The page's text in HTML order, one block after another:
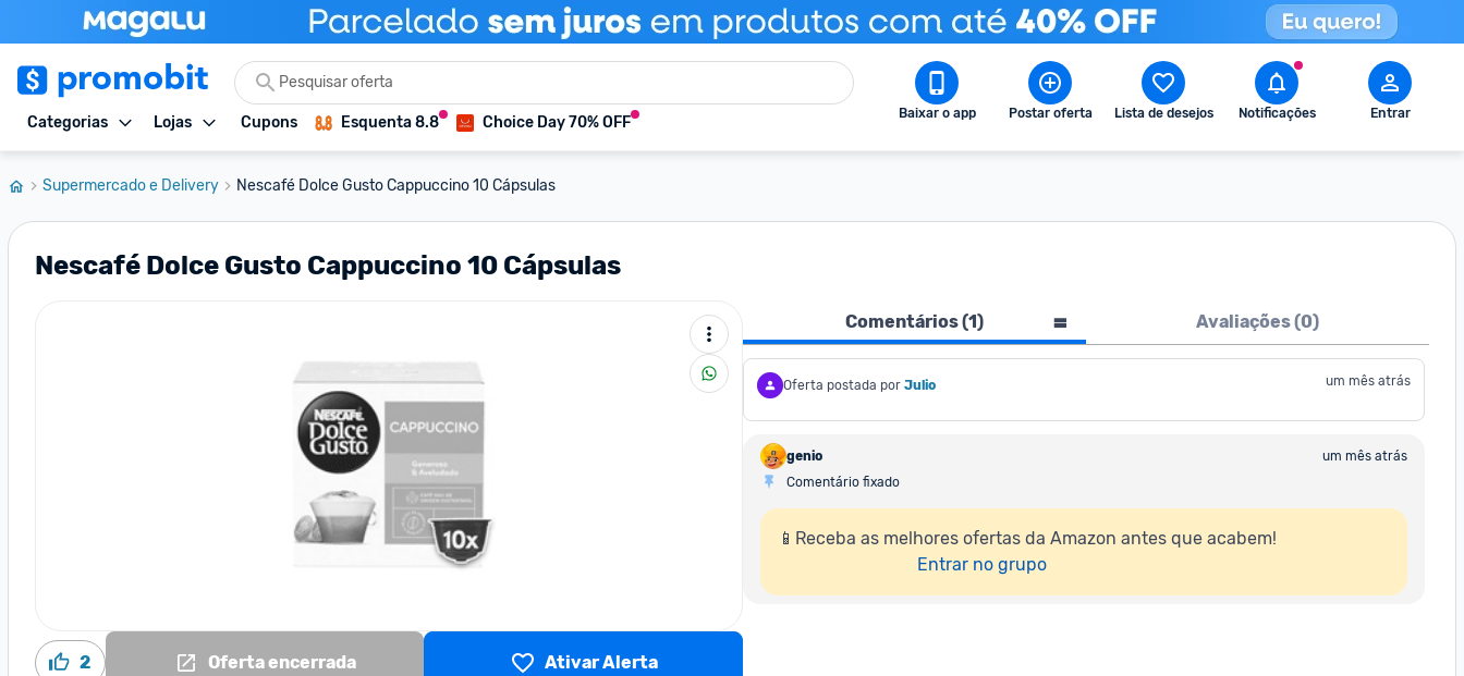
Categorias Lojas Cupons Esquenta 8.8 Choice Day 70% OFF Baixar o app Postar oferta Lista de desejos Notificações Entrar
Supermercado e Delivery Nescafé Dolce Gusto Cappuccino 10 Cápsulas
Nescafé Dolce Gusto Cappuccino 10 Cápsulas
2 Oferta encerrada Ativar Alerta
Comentários (1) Avaliações (0)
Oferta postada por Julio um mês atrás
genio
um mês atrás
Comentário fixado
📱Receba as melhores ofertas da Amazon antes que acabem!
Entrar no grupo